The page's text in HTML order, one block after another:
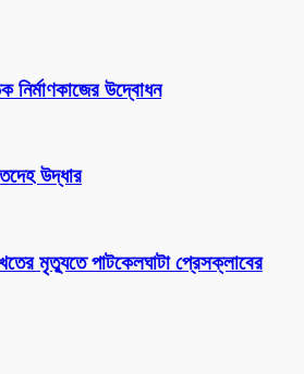
নির্মাণকাজের উদ্বোধন
উদ্ধার
মৃত্যুতে পাটকেলঘাটা প্রেসক্লাবের